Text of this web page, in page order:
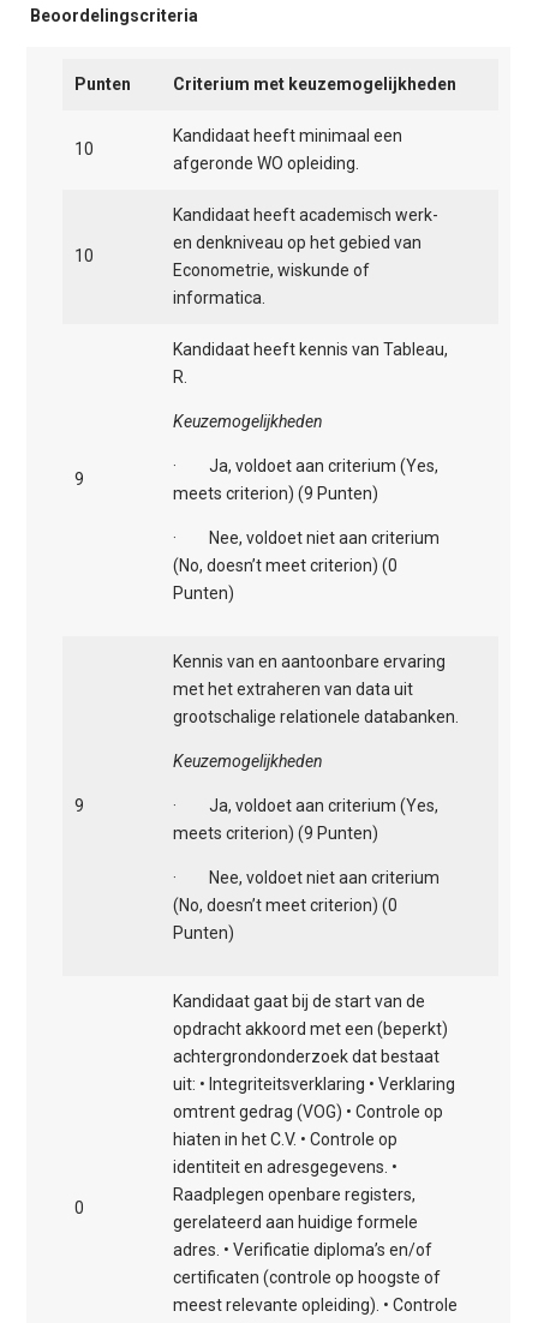
Beoordelingscriteria
Punten Criterium met keuzemogelijkheden
10
Kandidaat heeft minimaal een
afgeronde WO opleiding.
10
Kandidaat heeft academisch werk-
en denkniveau op het gebied van
Econometrie, wiskunde of
informatica.
9
Kandidaat heeft kennis van Tableau,
R.
Keuzemogelijkheden
· Ja, voldoet aan criterium (Yes,
meets criterion) (9 Punten)
· Nee, voldoet niet aan criterium
(No, doesn’t meet criterion) (0
Punten)
9
Kennis van en aantoonbare ervaring
met het extraheren van data uit
grootschalige relationele databanken.
Keuzemogelijkheden
· Ja, voldoet aan criterium (Yes,
meets criterion) (9 Punten)
· Nee, voldoet niet aan criterium
(No, doesn’t meet criterion) (0
Punten)
0
Kandidaat gaat bij de start van de
opdracht akkoord met een (beperkt)
achtergrondonderzoek dat bestaat
uit: • Integriteitsverklaring • Verklaring
omtrent gedrag (VOG) • Controle op
hiaten in het C.V. • Controle op
identiteit en adresgegevens. •
Raadplegen openbare registers,
gerelateerd aan huidige formele
adres. • Verificatie diploma’s en/of
certificaten (controle op hoogste of
meest relevante opleiding). • Controle